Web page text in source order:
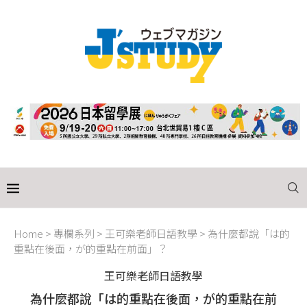
Home > 專欄系列 > 王可樂老師日語教學 >為什麼都說「は的
重點在後面，が的重點在前面」？
王可樂老師日語教學
為什麼都說「は的重點在後面，が的重點在前